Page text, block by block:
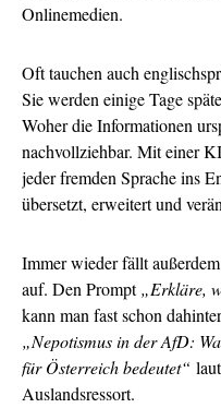
Onlinemedien.
Oft tauchen auch
Sie werden einige Tage
Woher die Informationen
nachvollziehbar. Mit einer
jeder fremden Sprache ins
übersetzt, erweitert und
Immer wieder fällt
auf. Den Prompt„Erkläre,
kann man fast schon
„Nepotismus in der AfD:
für Österreich bedeutet“
Auslandsressort.